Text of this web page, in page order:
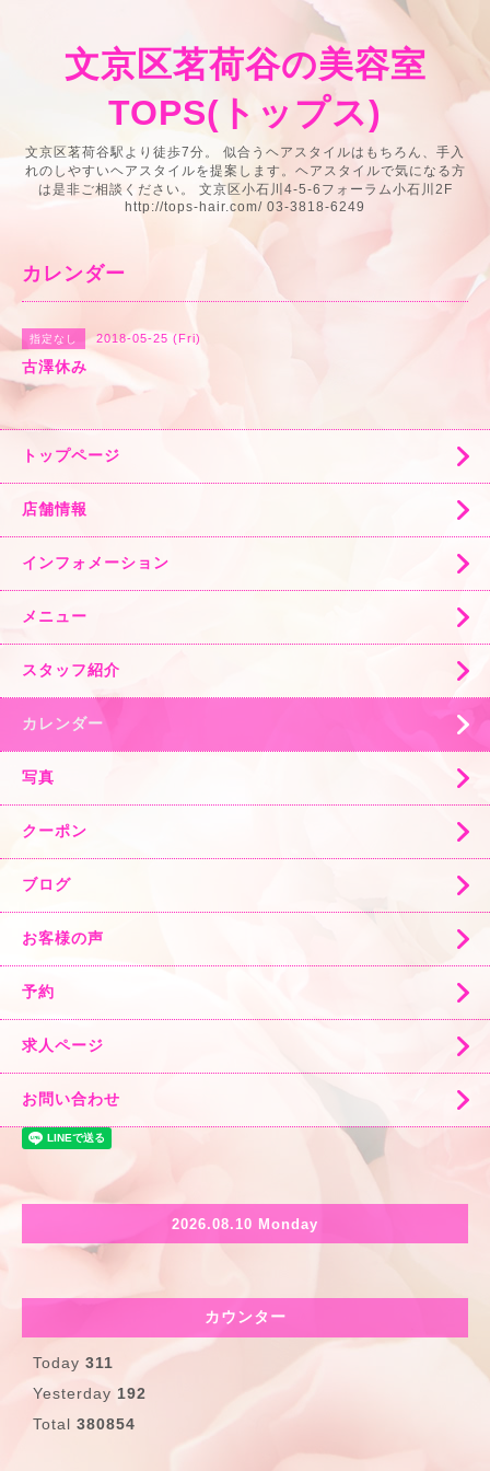
文京区茗荷谷の美容室
TOPS(トップス)
文京区茗荷谷駅より徒歩7分。 似合うヘアスタイルはもちろん、手入
れのしやすいヘアスタイルを提案します。ヘアスタイルで気になる方
は是非ご相談ください。 文京区小石川4-5-6フォーラム小石川2F
http://tops-hair.com/ 03-3818-6249
カレンダー
指定なし 2018-05-25 (Fri)
古澤休み
トップページ
店舗情報
インフォメーション
メニュー
スタッフ紹介
カレンダー
写真
クーポン
ブログ
お客様の声
予約
求人ページ
お問い合わせ
2026.08.10 Monday
カウンター
Today 311
Yesterday 192
Total 380854